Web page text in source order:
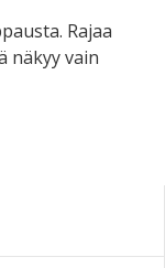
Rajaa
näkyy vain